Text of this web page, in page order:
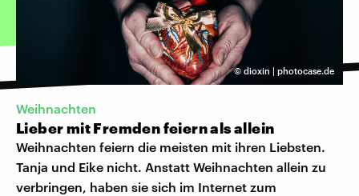
© dioxin | photocase.de
Weihnachten
Lieber mit Fremden feiern als allein
Weihnachten feiern die meisten mit ihren Liebsten.
Tanja und Eike nicht. Anstatt Weihnachten allein zu
verbringen, haben sie sich im Internet zum